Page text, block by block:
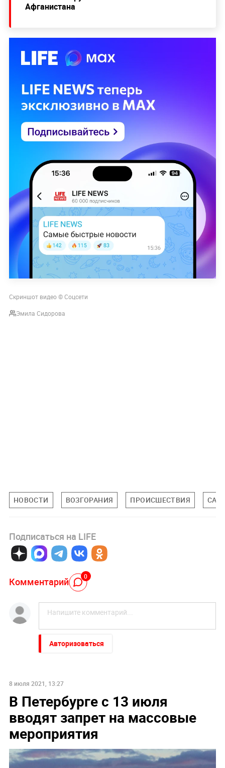
Афганистана
Скриншот видео © Соцсети
Эмила Сидорова
НОВОСТИ ВОЗГОРАНИЯ ПРОИСШЕСТВИЯ
Подписаться на LIFE
Комментарий 0
Авторизоваться
8 июля 2021, 13:27
В Петербурге с 13 июля
вводят запрет на массовые
мероприятия